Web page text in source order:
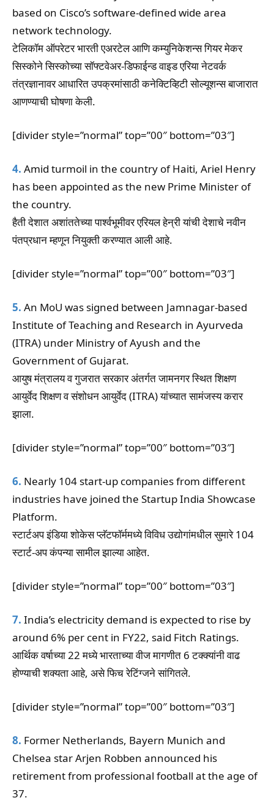
based on Cisco’s software-defined wide area
network technology.
टेलिकॉम ऑपरेटर भारती एअरटेल आणि कम्युनिकेशन्स गियर मेकर
सिस्कोने सिस्कोच्या सॉफ्टवेअर-डिफाईन्ड वाइड एरिया नेटवर्क
तंत्रज्ञानावर आधारित उपक्रमांसाठी कनेक्टिव्हिटी सोल्यूशन्स बाजारात
आणण्याची घोषणा केली.
[divider style=”normal” top=”00″ bottom=”03″]
4. Amid turmoil in the country of Haiti, Ariel Henry
has been appointed as the new Prime Minister of
the country.
हैती देशात अशांततेच्या पार्श्वभूमीवर एरियल हेन्री यांची देशाचे नवीन
पंतप्रधान म्हणून नियुक्ती करण्यात आली आहे.
[divider style=”normal” top=”00″ bottom=”03″]
5. An MoU was signed between Jamnagar-based
Institute of Teaching and Research in Ayurveda
(ITRA) under Ministry of Ayush and the
Government of Gujarat.
आयुष मंत्रालय व गुजरात सरकार अंतर्गत जामनगर स्थित शिक्षण
आयुर्वेद शिक्षण व संशोधन आयुर्वेद (ITRA) यांच्यात सामंजस्य करार
झाला.
[divider style=”normal” top=”00″ bottom=”03″]
6. Nearly 104 start-up companies from different
industries have joined the Startup India Showcase
Platform.
स्टार्टअप इंडिया शोकेस प्लॅटफॉर्ममध्ये विविध उद्योगांमधील सुमारे 104
स्टार्ट-अप कंपन्या सामील झाल्या आहेत.
[divider style=”normal” top=”00″ bottom=”03″]
7. India’s electricity demand is expected to rise by
around 6% per cent in FY22, said Fitch Ratings.
आर्थिक वर्षाच्या 22 मध्ये भारताच्या वीज मागणीत 6 टक्क्यांनी वाढ
होण्याची शक्यता आहे, असे फिच रेटिंग्जने सांगितले.
[divider style=”normal” top=”00″ bottom=”03″]
8. Former Netherlands, Bayern Munich and
Chelsea star Arjen Robben announced his
retirement from professional football at the age of
37.